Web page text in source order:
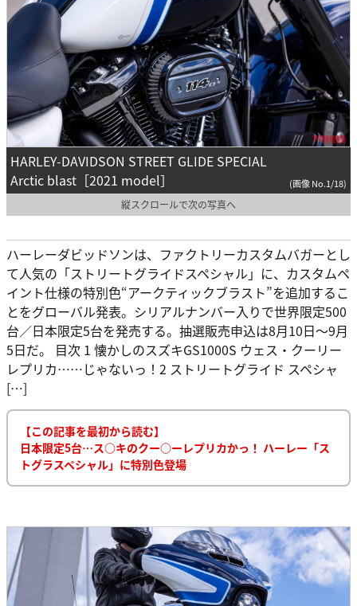
HARLEY-DAVIDSON STREET GLIDE SPECIAL
Arctic blast［2021 model］
(画像 No.1/18)
縦スクロールで次の写真へ
ハーレーダビッドソンは、ファクトリーカスタムバガーとし
て人気の「ストリートグライドスペシャル」に、カスタムペ
イント仕様の特別色“アークティックブラスト”を追加するこ
とをグローバル発表。シリアルナンバー入りで世界限定500
台／日本限定5台を発売する。抽選販売申込は8月10日～9月
5日だ。 目次 1 懐かしのスズキGS1000S ウェス・クーリー
レプリカ……じゃないっ！2 ストリートグライド スペシャ
[…]
【この記事を最初から読む】
日本限定5台…ス○キのクー○ーレプリカかっ！ ハーレー「ス
トグラスペシャル」に特別色登場